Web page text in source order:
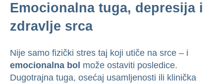
Emocionalna tuga, depresija i
zdravlje srca
Nije samo fizički stres taj koji utiče na srce – i
emocionalna bol može ostaviti posledice.
Dugotrajna tuga, osećaj usamljenosti ili klinička